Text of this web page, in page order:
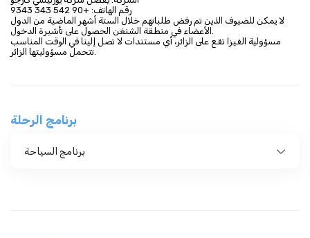
رقم الهاتف: +90 542 343 9343
لا يمكن للضيوف الذين تم رفض طلباتهم خلال الستة أشهر الماضية من الدول
الأعضاء في منطقة الشنغن الحصول على تأشيرة الدخول.
مسؤولية الفيزا تقع على الزائر، أي مستندات لا تصل إلينا في الوقت المناسب
تتحمل مسؤوليتها الزائر.
برنامج الرحلة
برنامج السياحة